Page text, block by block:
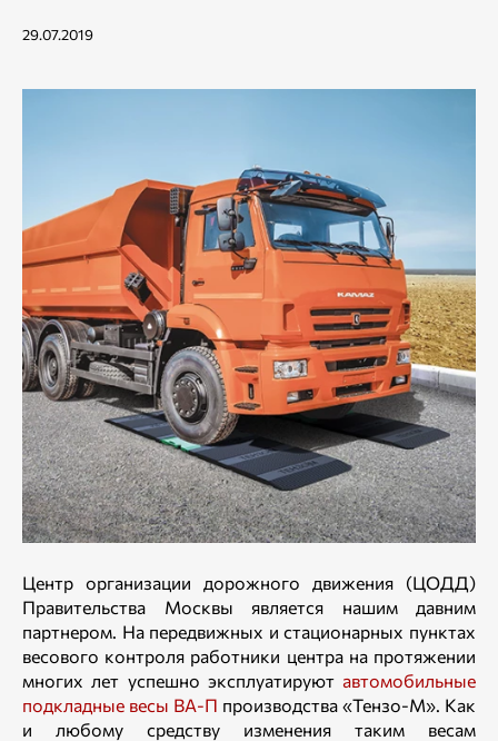
29.07.2019
Центр организации дорожного движения (ЦОДД)
Правительства Москвы является нашим давним
партнером. На передвижных и стационарных пунктах
весового контроля работники центра на протяжении
многих лет успешно эксплуатируют автомобильные
подкладные весы ВА-П производства «Тензо-М». Как
и любому средству изменения таким весам